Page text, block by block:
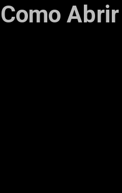
Como